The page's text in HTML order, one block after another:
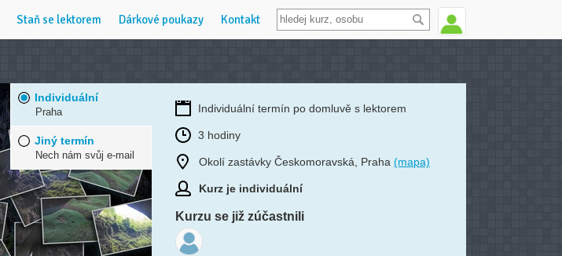
Staň se lektorem Dárkové poukazy Kontakt
Individuální
Praha
Jiný termín
Nech nám svůj e-mail
Individuální termín po domluvě s lektorem
3 hodiny
Okolí zastávky Českomoravská, Praha (mapa)
Kurz je individuální
Kurzu se již zúčastnili